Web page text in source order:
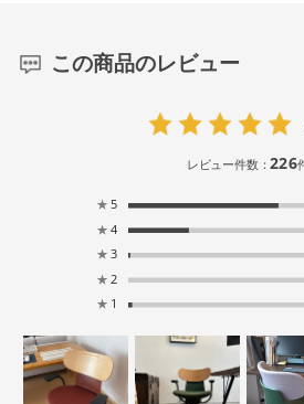
この商品のレビュー
レビュー件数：226
★ 5
★ 4
★ 3
★ 2
★ 1